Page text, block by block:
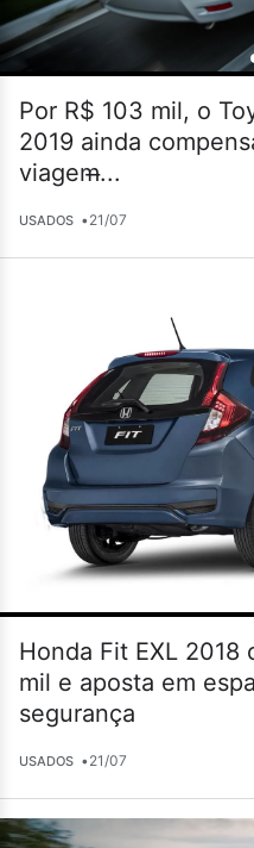
Por R$ 103 mil, o
2019 ainda
viagem̶...
USADOS •21/07
Honda Fit EXL 2018
mil e aposta em
segurança
USADOS •21/07